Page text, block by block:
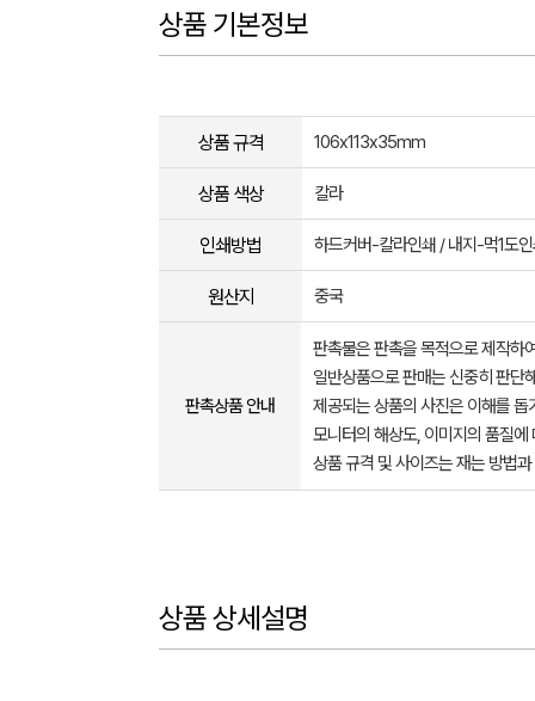
상품 기본정보
상품 규격 106x113x35mm
상품 색상 칼라
인쇄방법 하드커버-칼라인쇄 / 내지-먹1도
원산지 중국
판촉상품 안내
판촉물은 판촉을 목적으로 제작하
일반상품으로 판매는 신중히 판단
제공되는 상품의 사진은 이해를
모니터의 해상도, 이미지의 품질
상품 규격 및 사이즈는 재는 방법
상품 상세설명